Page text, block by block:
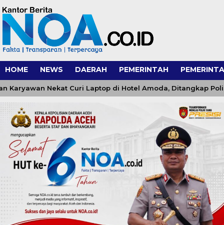
HOME NEWS DAERAH PEMERINTAH
Nekat Curi Laptop di Hotel Amoda, Ditangkap Polisi